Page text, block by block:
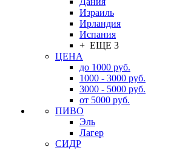
Израиль
Ирландия
Испания
+ ЕЩЕ 3
ЦЕНА
до 1000 руб.
1000 - 3000 руб.
3000 - 5000 руб.
от 5000 руб.
ПИВО
Эль
Лагер
СИДР